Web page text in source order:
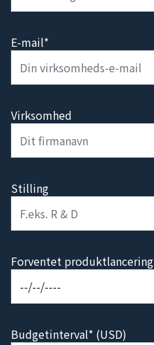
E-mail*
Virksomhed
Stilling
Forventet produktlancering
Budgetinterval* (USD)